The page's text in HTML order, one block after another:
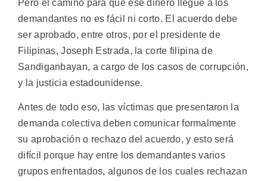
Pero el camino para que ese dinero llegue a los
demandantes no es fácil ni corto. El acuerdo debe
ser aprobado, entre otros, por el presidente de
Filipinas, Joseph Estrada, la corte filipina de
Sandiganbayan, a cargo de los casos de corrupción,
y la justicia estadounidense.
Antes de todo eso, las víctimas que presentaron la
demanda colectiva deben comunicar formalmente
su aprobación o rechazo del acuerdo, y esto será
difícil porque hay entre los demandantes varios
grupos enfrentados, algunos de los cuales rechazan